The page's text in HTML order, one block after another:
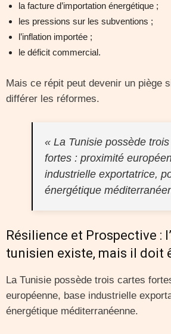
la facture d’importation énergétique ;
les pressions sur les subventions ;
l’inflation importée ;
le déficit commercial.
Mais ce répit peut devenir un piège
différer les réformes.
« La Tunisie possède
fortes : proximité
industrielle exportatrice,
énergétique
Résilience et Prospective :
tunisien existe, mais il doit
La Tunisie possède trois cartes
européenne, base industrielle
énergétique méditerranéenne.